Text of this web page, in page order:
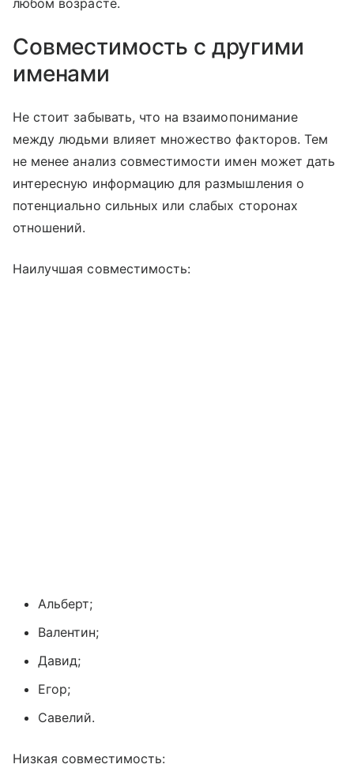
Совместимость с другими
именами
Не стоит забывать, что на взаимопонимание
между людьми влияет множество факторов. Тем
не менее анализ совместимости имен может дать
интересную информацию для размышления о
потенциально сильных или слабых сторонах
отношений.
Наилучшая совместимость:
Альберт;
Валентин;
Давид;
Егор;
Савелий.
Низкая совместимость: